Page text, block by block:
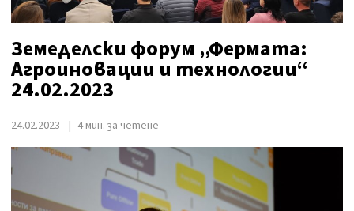
Земеделски форум „Фермата:
Агроиновации и технологии“
24.02.2023
24.02.2023 4 мин. за четене